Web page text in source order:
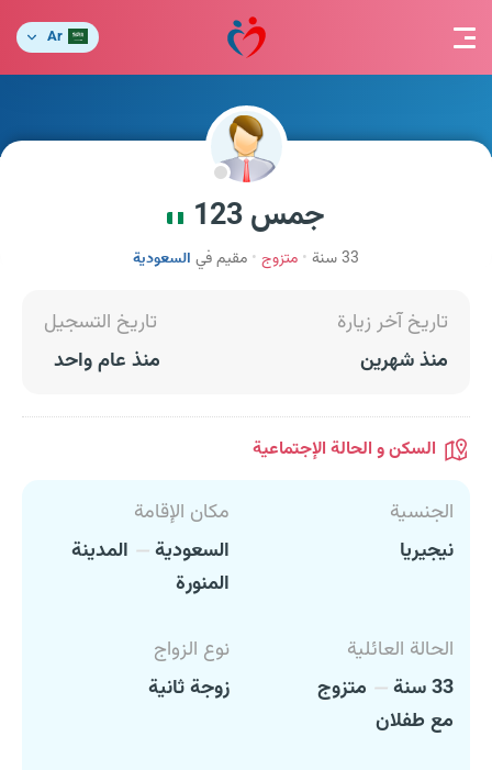
Ar
جمس 123
33 سنة متزوج مقيم في السعودية
تاريخ آخر زيارة
منذ شهرين
تاريخ التسجيل
منذ عام واحد
السكن و الحالة الإجتماعية
الجنسية
نيجيريا
مكان الإقامة
السعودية
المدينة
المنورة
الحالة العائلية
33 سنة
متزوج
مع طفلان
نوع الزواج
زوجة ثانية